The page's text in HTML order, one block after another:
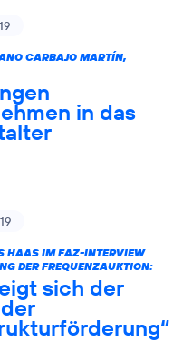
CARBAJO MARTÍN,
in das
HAAS IM FAZ-INTERVIEW
DER FREQUENZAUKTION:
sich der